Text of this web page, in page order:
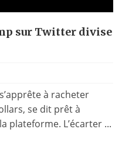
sur Twitter divise
à racheter
se dit prêt à
plateforme. L’écarter ...